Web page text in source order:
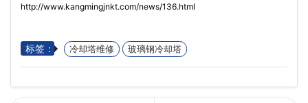
http://www.kangmingjnkt.com/news/136.html
标签： 冷却塔维修 玻璃钢冷却塔